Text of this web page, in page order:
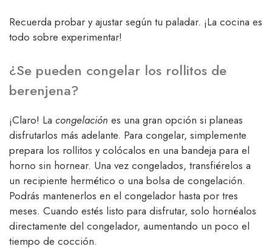
Recuerda probar y ajustar según tu paladar. ¡La cocina es
todo sobre experimentar!
¿Se pueden congelar los rollitos de
berenjena?
¡Claro! La congelación es una gran opción si planeas
disfrutarlos más adelante. Para congelar, simplemente
prepara los rollitos y colócalos en una bandeja para el
horno sin hornear. Una vez congelados, transfiérelos a
un recipiente hermético o una bolsa de congelación.
Podrás mantenerlos en el congelador hasta por tres
meses. Cuando estés listo para disfrutar, solo hornéalos
directamente del congelador, aumentando un poco el
tiempo de cocción.